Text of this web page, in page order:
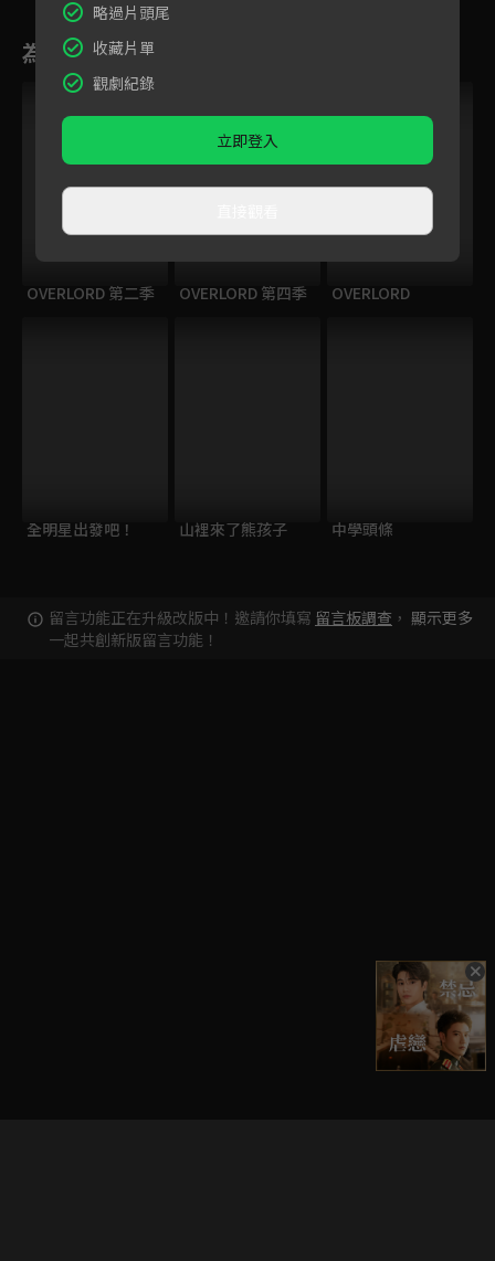
為您推薦
OVERLORD 第二季 OVERLORD 第四季 OVERLORD
全明星出發吧！ 山裡來了熊孩子 中學頭條
留言功能正在升級改版中！邀請你填寫 留言板調查 ，
一起共創新版留言功能！
顯示更多
略過片頭尾
收藏片單
觀劇紀錄
立即登入